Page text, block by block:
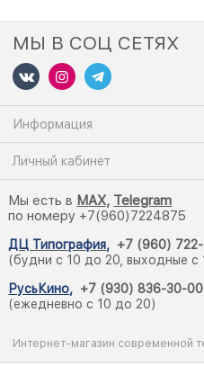
МЫ В СОЦ СЕТЯХ
Информация
Личный кабинет
Мы есть в MAX, Telegram
по номеру +7(960)7224875
ДЦ Типография, +7 (960)
(будни с 10 до 20, выходные с
РусьКино, +7 (930) 836-30-00
(ежедневно с 10 до 20)
Интернет-магазин современной